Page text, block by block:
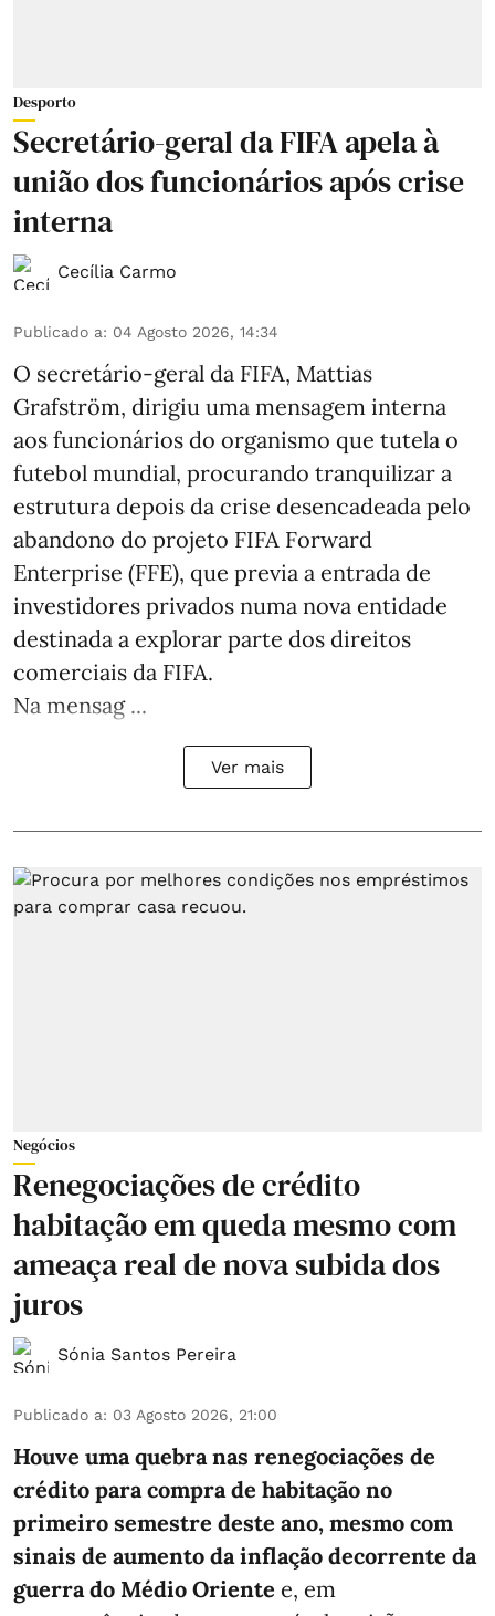
Desporto
Secretário-geral da FIFA apela à
união dos funcionários após crise
interna
Cecília Carmo
Publicado a: 04 Agosto 2026, 14:34
O secretário-geral da FIFA, Mattias
Grafström, dirigiu uma mensagem interna
aos funcionários do organismo que tutela o
futebol mundial, procurando tranquilizar a
estrutura depois da crise desencadeada pelo
abandono do projeto FIFA Forward
Enterprise (FFE), que previa a entrada de
investidores privados numa nova entidade
destinada a explorar parte dos direitos
comerciais da FIFA.
Na mensag ...
Ver mais
Negócios
Renegociações de crédito
habitação em queda mesmo com
ameaça real de nova subida dos
juros
Sónia Santos Pereira
Publicado a: 03 Agosto 2026, 21:00
Houve uma quebra nas renegociações de
crédito para compra de habitação no
primeiro semestre deste ano, mesmo com
sinais de aumento da inflação decorrente da
guerra do Médio Oriente e, em